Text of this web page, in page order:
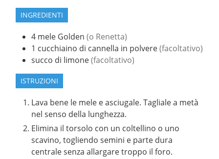
INGREDIENTI
4 mele Golden(o Renetta)
1 cucchiaino di cannella in polvere(facoltativo)
succo di limone(facoltativo)
ISTRUZIONI
Lava bene le mele e asciugale. Tagliale a metà
nel senso della lunghezza.
Elimina il torsolo con un coltellino o uno
scavino, togliendo semini e parte dura
centrale senza allargare troppo il foro.